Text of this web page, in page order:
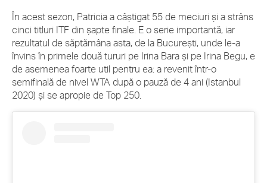
În acest sezon, Patricia a câștigat 55 de meciuri și a strâns
cinci titluri ITF din șapte finale. E o serie importantă, iar
rezultatul de săptămâna asta, de la București, unde le-a
învins în primele două tururi pe Irina Bara și pe Irina Begu, e
de asemenea foarte util pentru ea: a revenit într-o
semifinală de nivel WTA după o pauză de 4 ani (Istanbul
2020) și se apropie de Top 250.